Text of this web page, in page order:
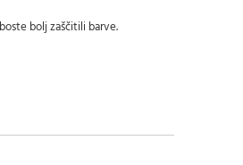
bolj zaščitili barve.